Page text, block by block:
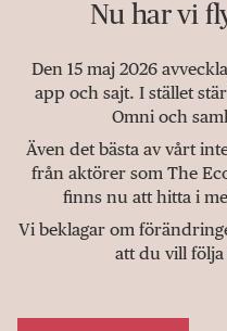
Nu har vi
Den 15 maj 2026
app och sajt. I stället
Omni och
Även det bästa av vårt
från aktörer som The
finns nu att hitta i
Vi beklagar om
att du vill